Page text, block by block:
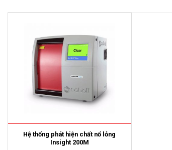
Hệ thống phát hiện chất nổ lỏng
Insight 200M